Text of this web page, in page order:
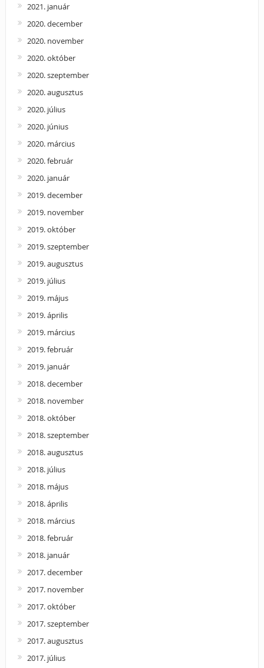
2021. január
2020. december
2020. november
2020. október
2020. szeptember
2020. augusztus
2020. július
2020. június
2020. március
2020. február
2020. január
2019. december
2019. november
2019. október
2019. szeptember
2019. augusztus
2019. július
2019. május
2019. április
2019. március
2019. február
2019. január
2018. december
2018. november
2018. október
2018. szeptember
2018. augusztus
2018. július
2018. május
2018. április
2018. március
2018. február
2018. január
2017. december
2017. november
2017. október
2017. szeptember
2017. augusztus
2017. július